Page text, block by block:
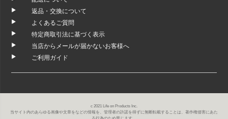
返品・交換について
よくあるご質問
特定商取引法に基づく表示
当店からメールが届かないお客様へ
ご利用ガイド
c 2021 Life on Products Inc.
当サイト内のあらゆる画像や文章をなどの情報を、管理者の許諾を得ずに無断転載することは、著作権侵害にあた